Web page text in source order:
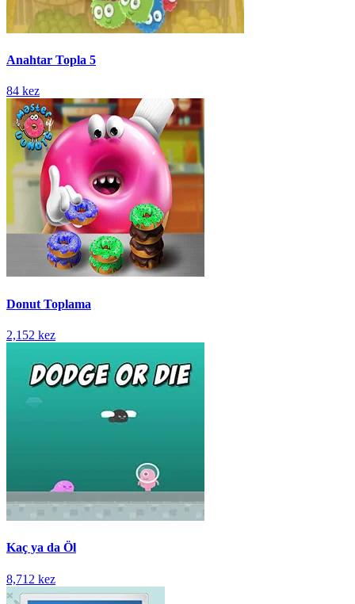
Anahtar Topla 5
84 kez
Donut Toplama
2,152 kez
Kaç ya da Öl
8,712 kez